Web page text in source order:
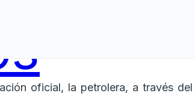
oficial, la petrolera, a través